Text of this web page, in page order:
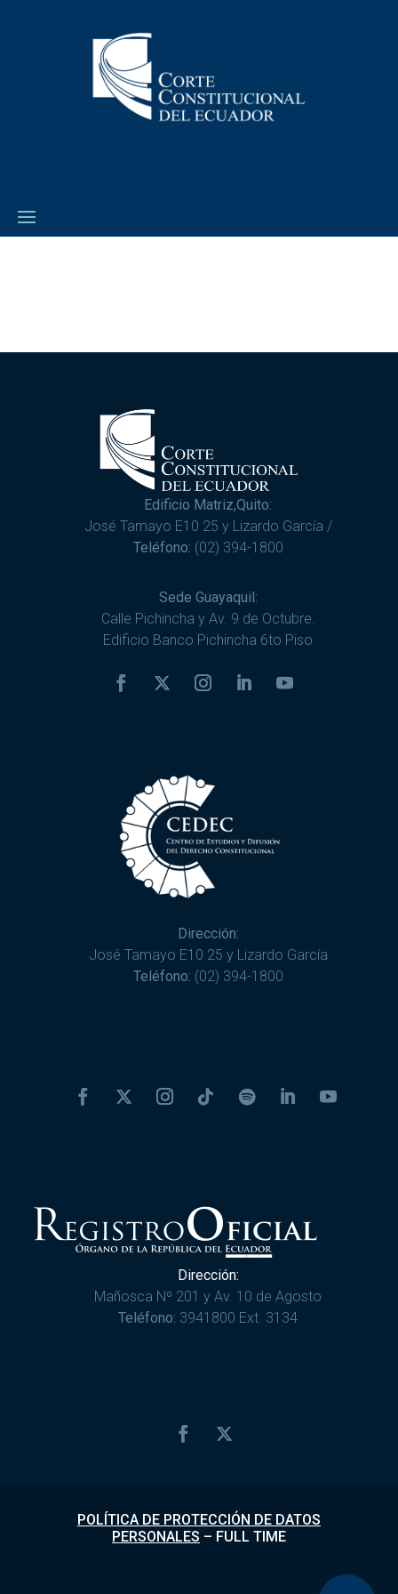
Edificio Matriz,Quito:
José Tamayo E10 25 y Lizardo García /
Teléfono: (02) 394-1800
Sede Guayaquil:
Calle Pichincha y Av. 9 de Octubre.
Edificio Banco Pichincha 6to Piso
Dirección:
José Tamayo E10 25 y Lizardo García
Teléfono: (02) 394-1800
Dirección:
Mañosca Nº 201 y Av. 10 de Agosto
Teléfono: 3941800 Ext. 3134
POLÍTICA DE PROTECCIÓN DE DATOS
PERSONALES – FULL TIME